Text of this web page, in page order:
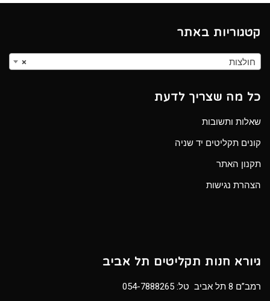
קטגוריות באתר
× חולצות
כל מה שצריך לדעת
שאלות ותשובות
קונים תקליטים יד שניה
תקנון האתר
הצהרת נגישות
גיורא חנות תקליטים תל אביב
רמב”ם 8 תל אביב טל: 054-7888265